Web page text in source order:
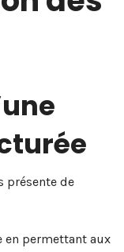
présente de
en permettant aux